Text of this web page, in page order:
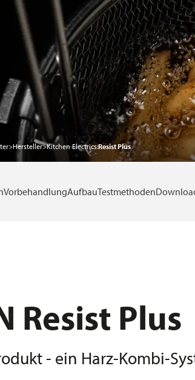
>Hersteller>Kitchen Electrics:Resist Plus
VorbehandlungAufbauTestmethoden
Resist Plus
- ein Harz-Kombi-